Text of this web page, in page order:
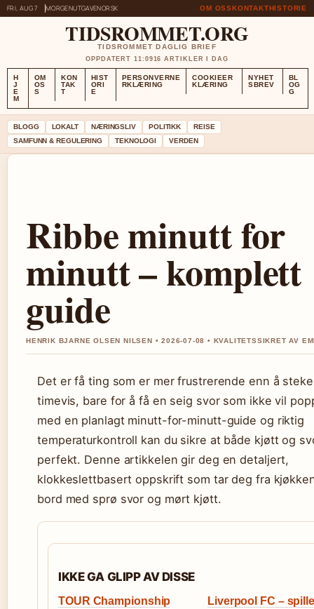
FRI, AUG 7 MORGENUTGAVENORSK OM OSSKONTAKTHISTORIE
TIDSROMMET.ORG
TIDSROMMET DAGLIG BRIEF
OPPDATERT 11:0916 ARTIKLER I DAG
H
J
E
M
OM
OS
S
KON
TAK
T
HIST
ORI
E
PERSONVERNE
RKLÆRING
COOKIEER
KLÆRING
NYHET
SBREV
BL
OG
G
BLOGG LOKALT NÆRINGSLIV POLITIKK
REISE
SAMFUNN & REGULERING
TEKNOLOGI VERDEN
Ribbe minutt for
minutt – komplett
guide
HENRIK BJARNE OLSEN NILSEN • 2026-07-08 • KVALITETSSIKRET AV
Det er få ting som er mer frustrerende enn å
timevis, bare for å få en seig svor som ikke vil
med en planlagt minutt-for-minutt-guide og riktig
temperaturkontroll kan du sikre at både kjøtt og
perfekt. Denne artikkelen gir deg en detaljert,
klokkeslettbasert oppskrift som tar deg fra
bord med sprø svor og mørt kjøtt.
IKKE GA GLIPP AV DISSE
TOUR Championship
Liverpool FC –